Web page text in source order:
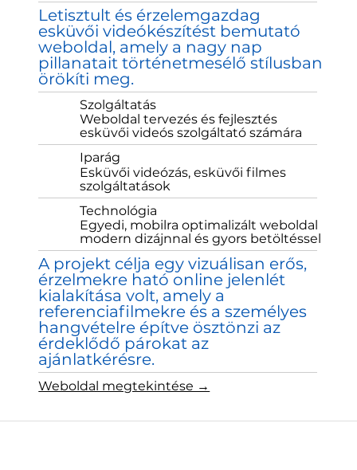
Letisztult és érzelemgazdag
esküvői videókészítést bemutató
weboldal, amely a nagy nap
pillanatait történetmesélő stílusban
örökíti meg.
Szolgáltatás
Weboldal tervezés és fejlesztés
esküvői videós szolgáltató számára
Iparág
Esküvői videózás, esküvői filmes
szolgáltatások
Technológia
Egyedi, mobilra optimalizált weboldal
modern dizájnnal és gyors betöltéssel
A projekt célja egy vizuálisan erős,
érzelmekre ható online jelenlét
kialakítása volt, amely a
referenciafilmekre és a személyes
hangvételre építve ösztönzi az
érdeklődő párokat az
ajánlatkérésre.
Weboldal megtekintése →